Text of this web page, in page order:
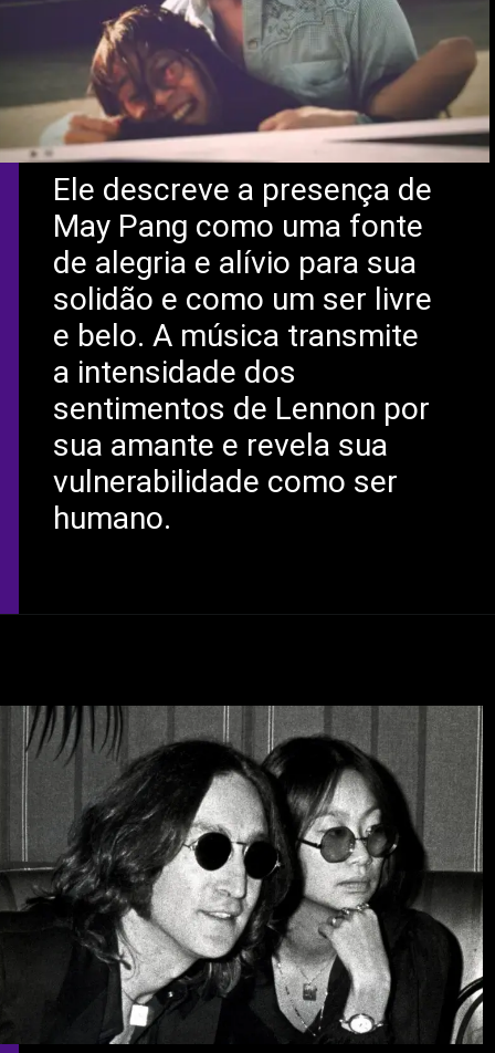
Ele descreve a presença de
May Pang como uma fonte
de alegria e alívio para sua
solidão e como um ser livre
e belo. A música transmite
a intensidade dos
sentimentos de Lennon por
sua amante e revela sua
vulnerabilidade como ser
humano.